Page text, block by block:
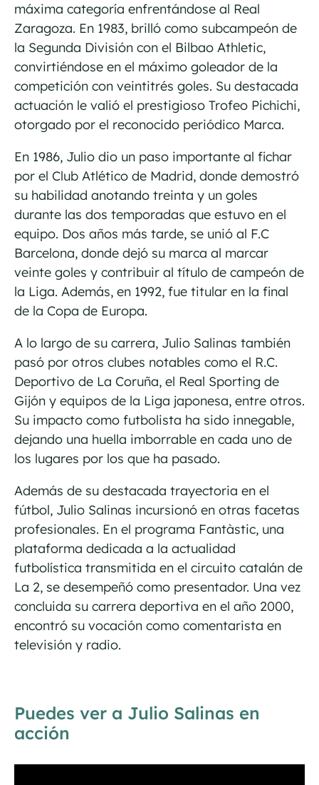
máxima categoría enfrentándose al Real
Zaragoza. En 1983, brilló como subcampeón de
la Segunda División con el Bilbao Athletic,
convirtiéndose en el máximo goleador de la
competición con veintitrés goles. Su destacada
actuación le valió el prestigioso Trofeo Pichichi,
otorgado por el reconocido periódico Marca.
En 1986, Julio dio un paso importante al fichar
por el Club Atlético de Madrid, donde demostró
su habilidad anotando treinta y un goles
durante las dos temporadas que estuvo en el
equipo. Dos años más tarde, se unió al F.C
Barcelona, donde dejó su marca al marcar
veinte goles y contribuir al título de campeón de
la Liga. Además, en 1992, fue titular en la final
de la Copa de Europa.
A lo largo de su carrera, Julio Salinas también
pasó por otros clubes notables como el R.C.
Deportivo de La Coruña, el Real Sporting de
Gijón y equipos de la Liga japonesa, entre otros.
Su impacto como futbolista ha sido innegable,
dejando una huella imborrable en cada uno de
los lugares por los que ha pasado.
Además de su destacada trayectoria en el
fútbol, Julio Salinas incursionó en otras facetas
profesionales. En el programa Fantàstic, una
plataforma dedicada a la actualidad
futbolística transmitida en el circuito catalán de
La 2, se desempeñó como presentador. Una vez
concluida su carrera deportiva en el año 2000,
encontró su vocación como comentarista en
televisión y radio.
Puedes ver a Julio Salinas en
acción